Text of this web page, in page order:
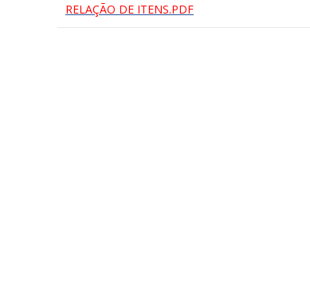
RELAÇÃO DE ITENS.PDF